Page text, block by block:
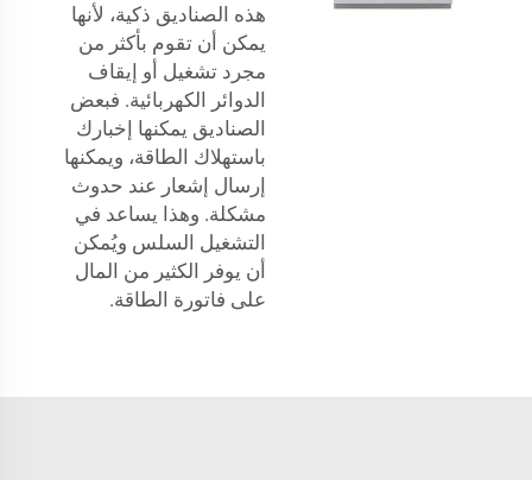
هذه الصناديق ذكية، لأنها
يمكن أن تقوم بأكثر من
مجرد تشغيل أو إيقاف
الدوائر الكهربائية. فبعض
الصناديق يمكنها إخبارك
باستهلاك الطاقة، ويمكنها
إرسال إشعار عند حدوث
مشكلة. وهذا يساعد في
التشغيل السلس ويُمكن
أن يوفر الكثير من المال
على فاتورة الطاقة.